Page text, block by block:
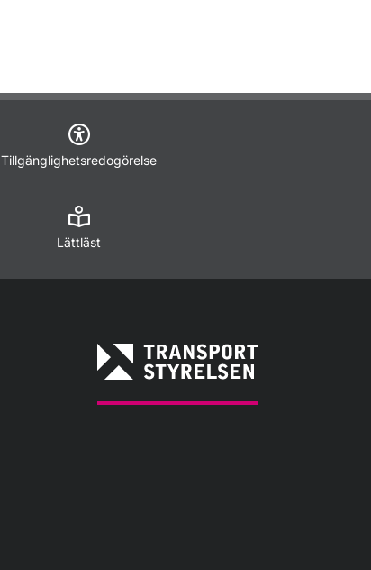
Tillgänglighetsredogörelse
Lättläst